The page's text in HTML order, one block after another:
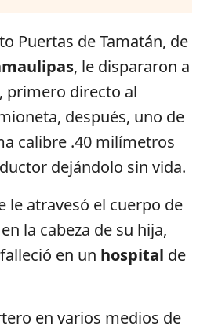
Puertas de Tamatán, de
, le dispararon a
, primero directo al
después, uno de
calibre .40 milímetros
dejándolo sin vida.
le atravesó el cuerpo de
la cabeza de su hija,
en un hospital de
en varios medios de